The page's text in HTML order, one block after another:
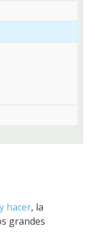
hacer, la
grandes